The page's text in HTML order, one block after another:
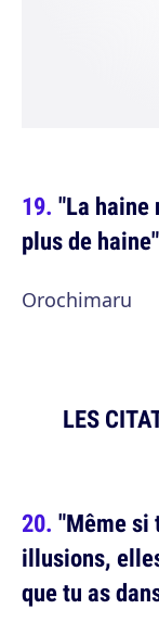
"La haine
plus de haine"
Orochimaru
LES
"Même si
illusions,
que tu as